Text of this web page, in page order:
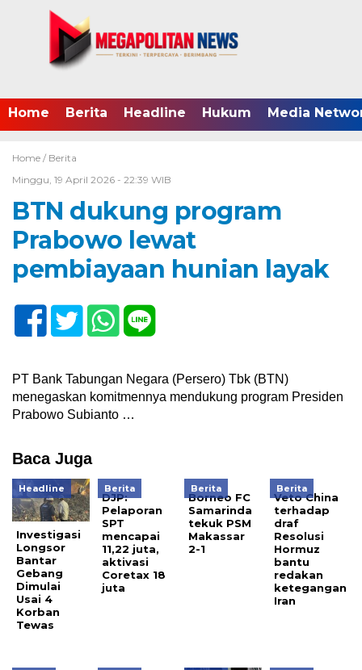
Home Berita Headline Hukum Media
Home / Berita
Minggu, 19 April 2026 - 22:39 WIB
BTN dukung program
Prabowo lewat
pembiayaan hunian layak
PT Bank Tabungan Negara (Persero) Tbk (BTN)
menegaskan komitmennya mendukung program Presiden
Prabowo Subianto …
Baca Juga
Headline
Investigasi
Longsor
Bantar
Gebang
Dimulai
Usai 4
Korban
Tewas
Berita
DJP:
Pelaporan
SPT
mencapai
11,22 juta,
aktivasi
Coretax 18
juta
Berita
Borneo FC
Samarinda
tekuk PSM
Makassar
2-1
Berita
Veto China
terhadap
draf
Resolusi
Hormuz
bantu
redakan
ketegangan
Iran